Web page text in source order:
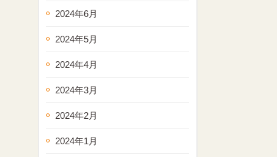
2024年6月
2024年5月
2024年4月
2024年3月
2024年2月
2024年1月